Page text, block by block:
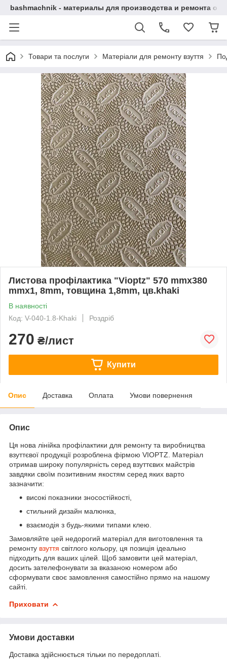
bashmachnik - материалы для производства и ремонта
Товари та послуги Матеріали для ремонту взуття
Листова профілактика "Vioptz" 570 mmx380
mmx1, 8mm, товщина 1,8mm, цв.khaki
В наявності
Код: V-040-1.8-Khaki
Роздріб
270 ₴/лист
Купити
Опис Доставка Оплата Умови повернення
Опис
Ця нова лінійка профілактики для ремонту та виробництва
взуттєвої продукції розроблена фірмою VIOPTZ. Матеріал
отримав широку популярність серед взуттєвих майстрів
завдяки своїм позитивним якостям серед яких варто
зазначити:
високі показники зносостійкості,
стильний дизайн малюнка,
взаємодія з будь-якими типами клею.
Замовляйте цей недорогий матеріал для виготовлення та
ремонту взуття світлого кольору, ця позиція ідеально
підходить для ваших цілей. Щоб замовити цей матеріал,
досить зателефонувати за вказаною номером або
сформувати своє замовлення самостійно прямо на нашому
сайті.
Приховати
Умови доставки
Доставка здійснюється тільки по передоплаті.